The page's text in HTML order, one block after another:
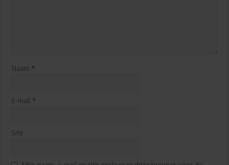
Naam *
E-mail *
Site